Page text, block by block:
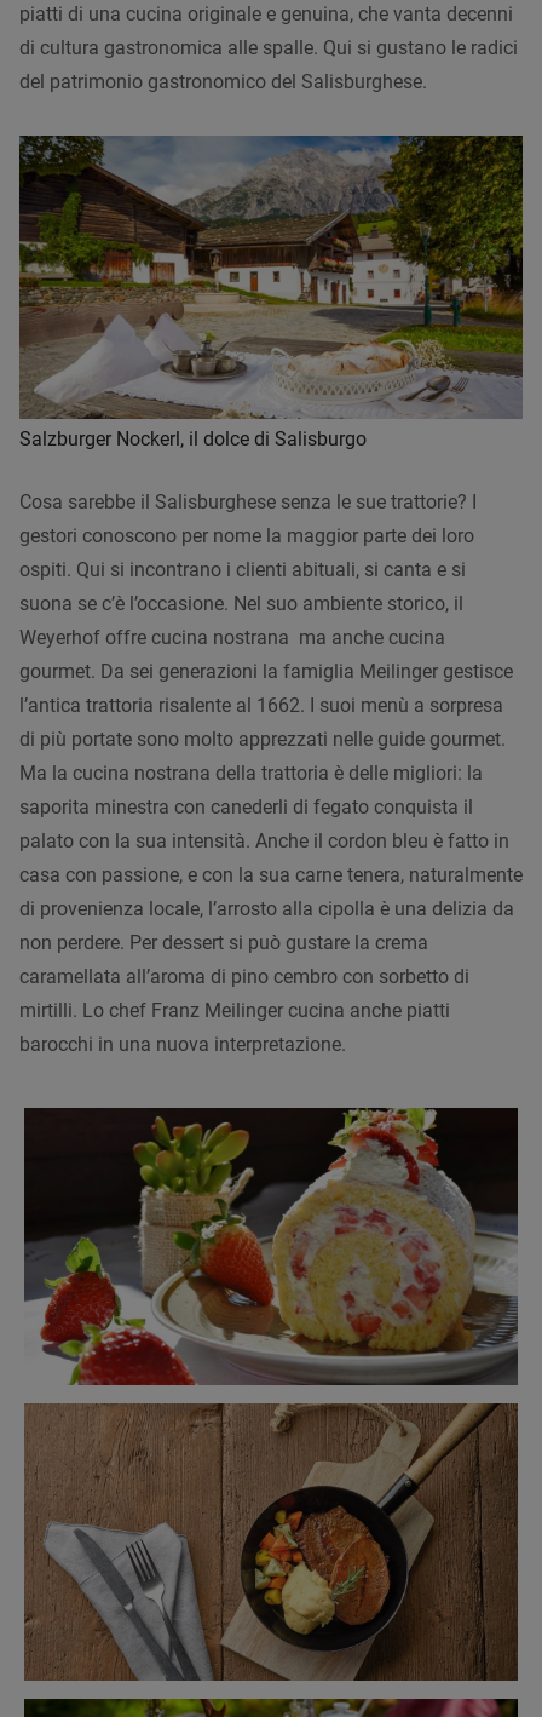
piatti di una cucina originale e genuina, che vanta decenni
di cultura gastronomica alle spalle. Qui si gustano le radici
del patrimonio gastronomico del Salisburghese.
Salzburger Nockerl, il dolce di Salisburgo
Cosa sarebbe il Salisburghese senza le sue trattorie? I
gestori conoscono per nome la maggior parte dei loro
ospiti. Qui si incontrano i clienti abituali, si canta e si
suona se c’è l’occasione. Nel suo ambiente storico, il
Weyerhof offre cucina nostrana ma anche cucina
gourmet. Da sei generazioni la famiglia Meilinger gestisce
l’antica trattoria risalente al 1662. I suoi menù a sorpresa
di più portate sono molto apprezzati nelle guide gourmet.
Ma la cucina nostrana della trattoria è delle migliori: la
saporita minestra con canederli di fegato conquista il
palato con la sua intensità. Anche il cordon bleu è fatto in
casa con passione, e con la sua carne tenera, naturalmente
di provenienza locale, l’arrosto alla cipolla è una delizia da
non perdere. Per dessert si può gustare la crema
caramellata all’aroma di pino cembro con sorbetto di
mirtilli. Lo chef Franz Meilinger cucina anche piatti
barocchi in una nuova interpretazione.